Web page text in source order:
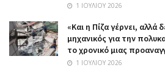
1 ΙΟΥΛΊΟΥ 2026
«Και η Πίζα γέρνει, αλλά
μηχανικός για την
το χρονικό μιας
1 ΙΟΥΛΊΟΥ 2026